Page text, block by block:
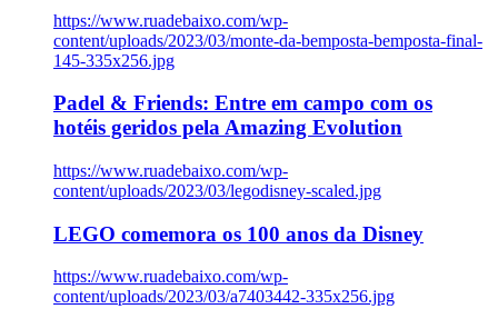
https://www.ruadebaixo.com/wp-
content/uploads/2023/03/monte-da-bemposta-bemposta-final-
145-335x256.jpg
Padel & Friends: Entre em campo com os
hotéis geridos pela Amazing Evolution
https://www.ruadebaixo.com/wp-
content/uploads/2023/03/legodisney-scaled.jpg
LEGO comemora os 100 anos da Disney
https://www.ruadebaixo.com/wp-
content/uploads/2023/03/a7403442-335x256.jpg